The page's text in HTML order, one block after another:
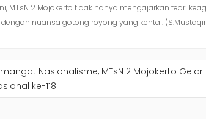
MTsN 2 Mojokerto tidak hanya mengajarkan teori
nuansa gotong royong yang kental.
Nasionalisme, MTsN 2 Mojokerto
ke-118